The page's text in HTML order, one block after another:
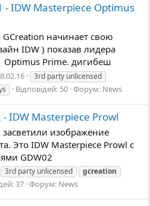
- IDW Masterpiece Optimus
начинает свою
IDW ) показав лидера
Optimus Prime. дигибеш
3rd party unlicensed
Відповідей: 50 Форум: News
IDW Masterpiece Prowl
засветили изображение
Это IDW Masterpiece Prowl с
GDW02
3rd party unlicensed
gcreation
37 Форум: News